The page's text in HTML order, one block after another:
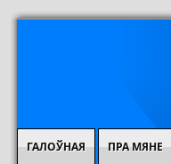
ГАЛОЎНАЯ ПРА МЯНЕ